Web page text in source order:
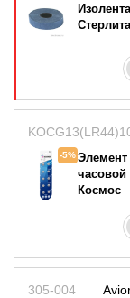
-5%Элемент
часовой
Космос
305-004